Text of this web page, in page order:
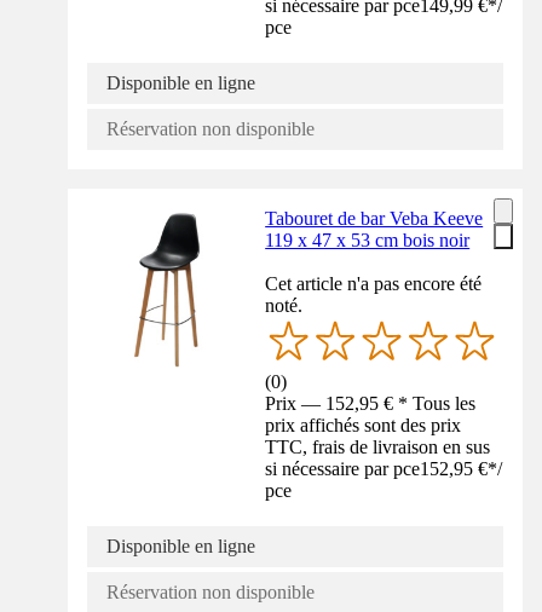
si nécessaire par pce149,99 €*/
pce
Disponible en ligne
Réservation non disponible
Tabouret de bar Veba Keeve
119 x 47 x 53 cm bois noir
Cet article n'a pas encore été
noté.
(0)
Prix — 152,95 € * Tous les
prix affichés sont des prix
TTC, frais de livraison en sus
si nécessaire par pce152,95 €*/
pce
Disponible en ligne
Réservation non disponible